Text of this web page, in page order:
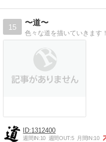
15
〜道〜
色々な道を描いていきます！
1312400
週間IN:10 週間OUT:5 月間IN:10